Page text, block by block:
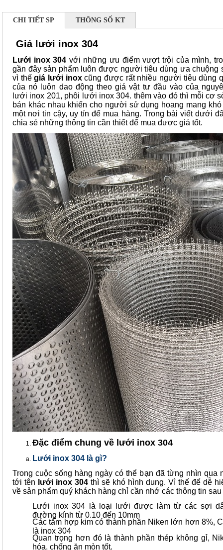
CHI TIẾT SP THÔNG SỐ KT
Giá lưới inox 304
Lưới inox 304 với những ưu điểm vượt trội của mình,
gần đây sản phẩm luôn được người tiêu dùng ưa chuộng
vì thếgiá lưới inoxcũng được rất nhiều người tiêu dùng
của nó luôn dao động theo giá vật tư đầu vào của
lưới inox 201, phôi lưới inox 304. thêm vào đó thì mỗi cơ
bán khác nhau khiến cho người sử dụng hoang mang
một nơi tin cậy, uy tín để mua hàng. Trong bài viết dưới
chia sẻ những thông tin cần thiết để mua được giá tốt.
Đặc điểm chung về lưới inox 304
Lưới inox 304 là gì?
Trong cuộc sống hàng ngày có thể bạn đã từng nhìn qua
tới tên
lưới inox 304 thì sẽ khó hình dung. Vì thế để dễ
về sản phẩm quý khách hàng chỉ cần nhớ các thông tin sau
Lưới inox 304 là loại lưới được làm từ các sợi
đường kính từ 0.10 đến 10mm
Các tấm hợp kim có thành phần Niken lớn hơn 8%,
là inox 304
Quan trọng hơn đó là thành phần thép không gỉ,
hóa, chống ăn mòn tốt.